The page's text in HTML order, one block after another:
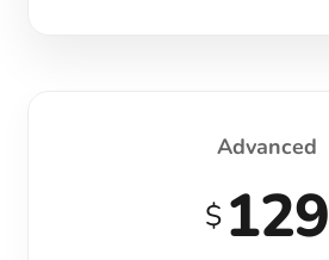
Advanced
$ 129